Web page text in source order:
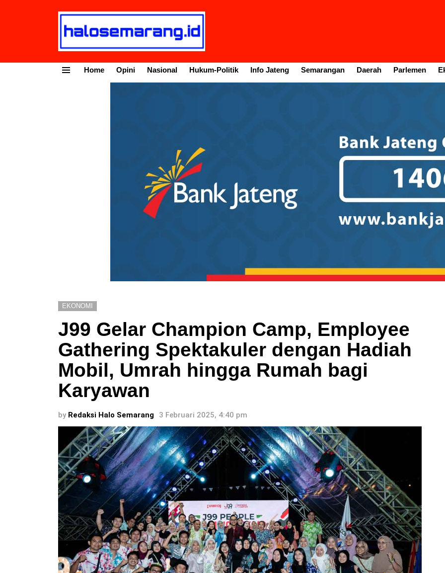
Home Opini Nasional Hukum-Politik Info Jateng Semarangan Daerah Parlemen
EKONOMI
J99 Gelar Champion Camp, Employee
Gathering Spektakuler dengan Hadiah
Mobil, Umrah hingga Rumah bagi
Karyawan
by Redaksi Halo Semarang 3 Februari 2025, 4:40 pm